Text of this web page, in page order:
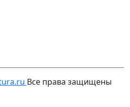
Все права защищены